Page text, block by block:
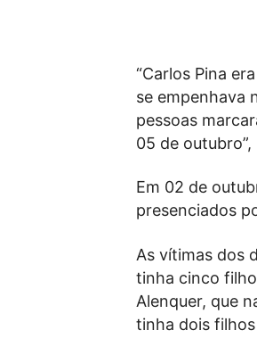
“Carlos Pina
se empenhava
pessoas
05 de
Em 02 de
presenciados
As vítimas dos
tinha cinco
Alenquer, que
tinha dois